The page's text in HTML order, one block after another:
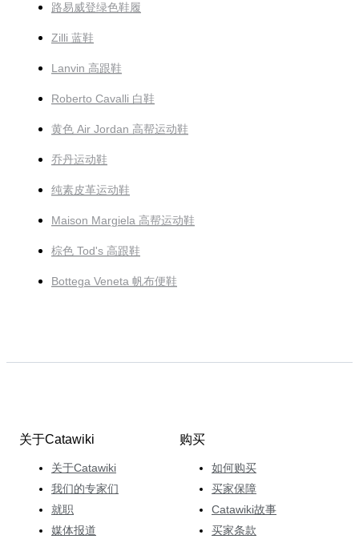
路易威登绿色鞋履
Zilli 蓝鞋
Lanvin 高跟鞋
Roberto Cavalli 白鞋
黄色 Air Jordan 高帮运动鞋
乔丹运动鞋
纯素皮革运动鞋
Maison Margiela 高帮运动鞋
棕色 Tod's 高跟鞋
Bottega Veneta 帆布便鞋
关于Catawiki
关于Catawiki
我们的专家们
就职
媒体报道
购买
如何购买
买家保障
Catawiki故事
买家条款